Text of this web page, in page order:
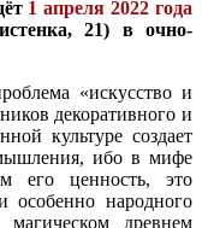
1 апреля 2022 года
21) в очно-
«искусство и
декоративного и
культуре создает
ибо в мифе
его ценность, это
особенно народного
древнем